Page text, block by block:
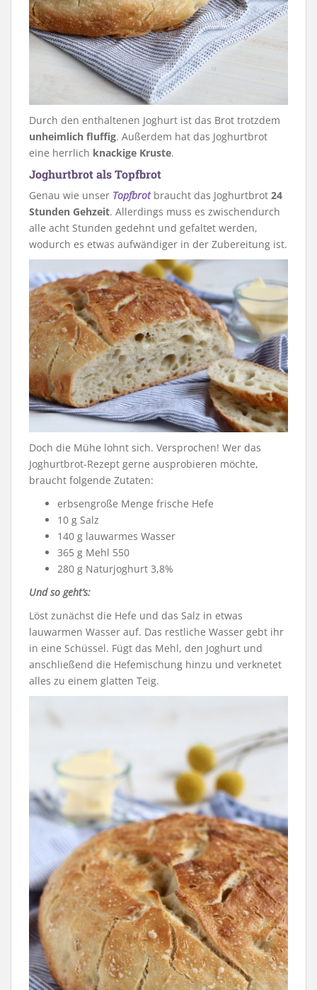
Durch den enthaltenen Joghurt ist das Brot trotzdem
unheimlich fluffig. Außerdem hat das Joghurtbrot
eine herrlich knackige Kruste.
Joghurtbrot als Topfbrot
Genau wie unser Topfbrotbraucht das Joghurtbrot 24
Stunden Gehzeit. Allerdings muss es zwischendurch
alle acht Stunden gedehnt und gefaltet werden,
wodurch es etwas aufwändiger in der Zubereitung ist.
Doch die Mühe lohnt sich. Versprochen! Wer das
Joghurtbrot-Rezept gerne ausprobieren möchte,
braucht folgende Zutaten:
erbsengroße Menge frische Hefe
10 g Salz
140 g lauwarmes Wasser
365 g Mehl 550
280 g Naturjoghurt 3,8%
Und so geht’s:
Löst zunächst die Hefe und das Salz in etwas
lauwarmen Wasser auf. Das restliche Wasser gebt ihr
in eine Schüssel. Fügt das Mehl, den Joghurt und
anschließend die Hefemischung hinzu und verknetet
alles zu einem glatten Teig.